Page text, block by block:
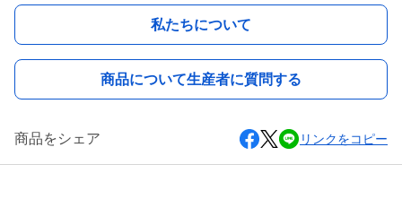
私たちについて
商品について生産者に質問する
商品をシェア リンクをコピー